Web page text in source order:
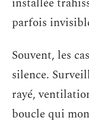
parfois
Souvent, les
silence.
rayé,
boucle qui